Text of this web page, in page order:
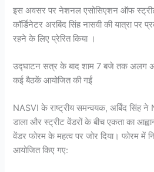
इस अवसर पर नेशनल एसोसिएशन ऑफ
कॉर्डिनेटर अरबिंद सिंह नासवी की यात्रा
रहने के लिए प्रेरित किया ।
उद्घाटन सत्र के बाद शाम 7 बजे तक अलग
कई बैठकें आयोजित की गईं
NASVI के राष्ट्रीय समन्वयक, अर्बिंद सिंह ने
डाला और स्ट्रीट वेंडरों के बीच एकता का
वेंडर फोरम के महत्व पर जोर दिया। फोरम में
आयोजित किए गए: